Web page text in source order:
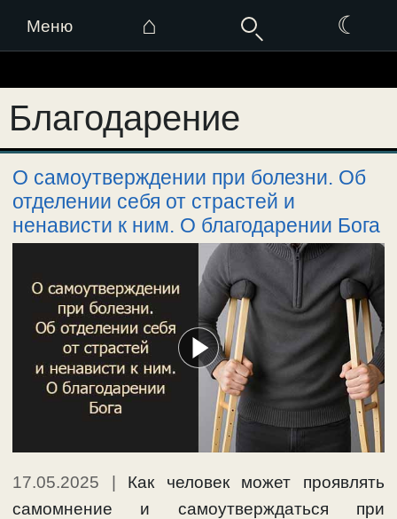
Меню ⌂ ☾
к
содержимому
Благодарение
О самоутверждении при болезни. Об
отделении себя от страстей и
ненависти к ним. О благодарении Бога
17.05.2025 | Как человек может проявлять
самомнение и самоутверждаться при